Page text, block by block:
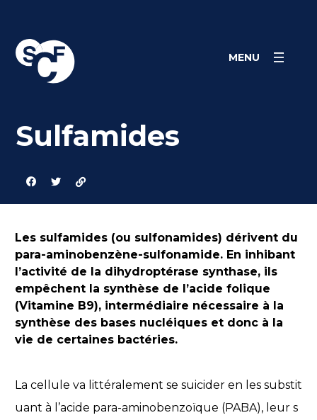
content
MENU
Sulfamides
Les sulfamides (ou sulfonamides) dérivent du
para-aminobenzène-sulfonamide. En inhibant
l’activité de la dihydroptérase synthase, ils
empêchent la synthèse de l’acide folique
(Vitamine B9), intermédiaire nécessaire à la
synthèse des bases nucléiques et donc à la
vie de certaines bactéries.
La cellule va littéralement se suicider en les substit
uant à l’acide para-aminobenzoïque (PABA), leur s